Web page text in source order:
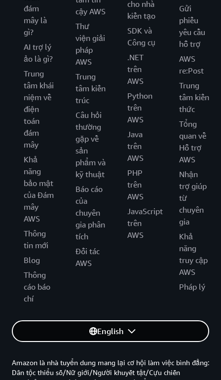
đám
mây là
gì?
AI trợ lý
ảo là gì?
Trung
tâm khái
niệm về
điện
toán
đám
mây
Khả
năng
bảo mật
của Đám
mây
AWS
Thông
tin mới
Blog
Thông
cáo báo
chí
cậy AWS
Thư
viện giải
pháp
AWS
Trung
tâm kiến
trúc
Câu hỏi
thường
gặp về
sản
phẩm và
kỹ thuật
Báo cáo
của
chuyên
gia phân
tích
Đối tác
AWS
cho nhà
kiến tạo
SDK và
Công cụ
.NET
trên
AWS
Python
trên
AWS
Java
trên
AWS
PHP
trên
AWS
JavaScript
trên
AWS
Gửi
phiếu
yêu cầu
hỗ trợ
AWS
re:Post
Trung
tâm kiến
thức
Tổng
quan về
Hỗ trợ
AWS
Nhận
trợ giúp
từ
chuyên
gia
Khả
năng
truy cập
AWS
Pháp lý
English
Amazon là nhà tuyển dung mang lại cơ hội làm việc bình đẳng:
Dân tộc thiểu số/Nữ giới/Người khuyết tật/Cựu chiến